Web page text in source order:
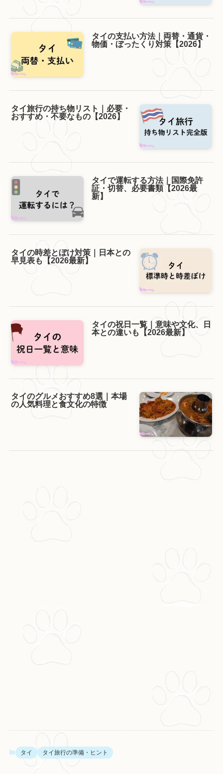
タイの支払い方法｜両替・通貨・
物価・ぼったくり対策【2026】
タイ旅行の持ち物リスト｜必要・
おすすめ・不要なもの【2026】
タイで運転する方法｜国際免許
証・切替、必要書類【2026最
新】
タイの時差とぼけ対策｜日本との
早見表も【2026最新】
タイの祝日一覧｜意味や文化、日
本との違いも【2026最新】
タイのグルメおすすめ8選｜本場
の人気料理と食文化の特徴
タイ タイ旅行の準備・ヒント